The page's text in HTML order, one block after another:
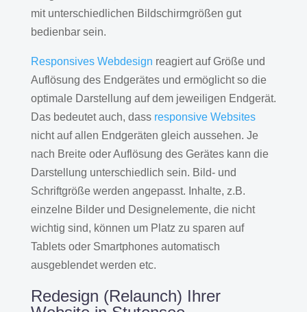
mit unterschiedlichen Bildschirmgrößen gut
bedienbar sein.
Responsives Webdesign reagiert auf Größe und
Auflösung des Endgerätes und ermöglicht so die
optimale Darstellung auf dem jeweiligen Endgerät.
Das bedeutet auch, dass responsive Websites
nicht auf allen Endgeräten gleich aussehen. Je
nach Breite oder Auflösung des Gerätes kann die
Darstellung unterschiedlich sein. Bild- und
Schriftgröße werden angepasst. Inhalte, z.B.
einzelne Bilder und Designelemente, die nicht
wichtig sind, können um Platz zu sparen auf
Tablets oder Smartphones automatisch
ausgeblendet werden etc.
Redesign (Relaunch) Ihrer